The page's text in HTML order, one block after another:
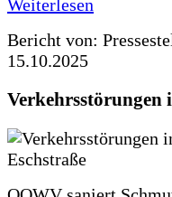
Weiterlesen
Bericht von:
15.10.2025
Verkehrsstörungen